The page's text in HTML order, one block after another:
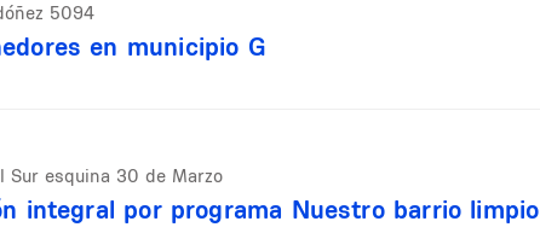
5094
en municipio G
Sur esquina 30 de Marzo
integral por programa Nuestro barrio limpio